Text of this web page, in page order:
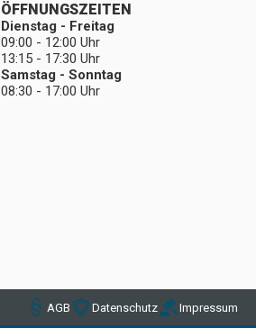
ÖFFNUNGSZEITEN
Dienstag - Freitag
09:00 - 12:00 Uhr
13:15 - 17:30 Uhr
Samstag - Sonntag
08:30 - 17:00 Uhr
AGB Datenschutz Impressum